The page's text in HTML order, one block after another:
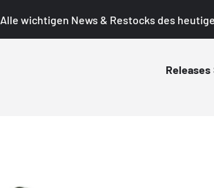
Alle wichtigen News & Restocks des
Releases